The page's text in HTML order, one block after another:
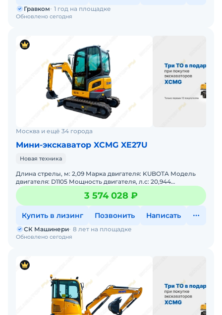
Обновлено сегодня
Гравком 1 год на площадке
Москва и ещё 34 города
Мини-экскаватор XCMG XE27U
Новая техника
Длина стрелы, м: 2,09 Марка двигателя: KUBOTA Модель
двигателя: D1105 Мощность двигателя, л.с: 20,944
3 574 028 ₽
Купить в лизинг Позвонить Написать
Обновлено сегодня
СК Машинери 8 лет на площадке